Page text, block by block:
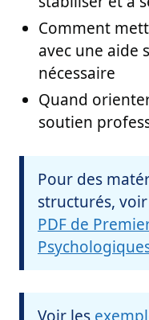
Comment
avec une aide
nécessaire
Quand
soutien
Pour des
structurés,
PDF de